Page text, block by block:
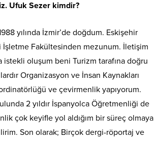
Ufuk Sezer kimdir?
yılında İzmir’de doğdum. Eskişehir
Fakültesinden mezunum. İletişim
istekli oluşum beni Turizm tarafına doğru
Organizasyon ve İnsan Kaynakları
ve çevirmenlik yapıyorum.
2 yıldır İspanyolca Öğretmenliği de
çok keyifle yol aldığım bir süreç olmaya
Son olarak; Birçok dergi-röportaj ve